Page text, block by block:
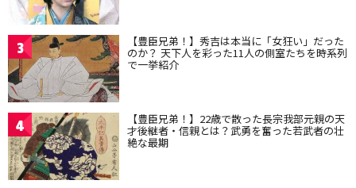
3 【豊臣兄弟！】秀吉は本当に「女狂い」だった
のか？ 天下人を彩った11人の側室たちを時系列
で一挙紹介
4 【豊臣兄弟！】22歳で散った長宗我部元親の天
才後継者・信親とは？武勇を奮った若武者の壮
絶な最期